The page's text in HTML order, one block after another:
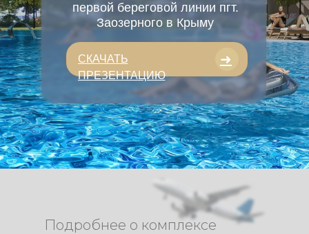
первой береговой линии пгт.
Заозерного в Крыму
СКАЧАТЬ
ПРЕЗЕНТАЦИЮ
➜
Подробнее о комплексе